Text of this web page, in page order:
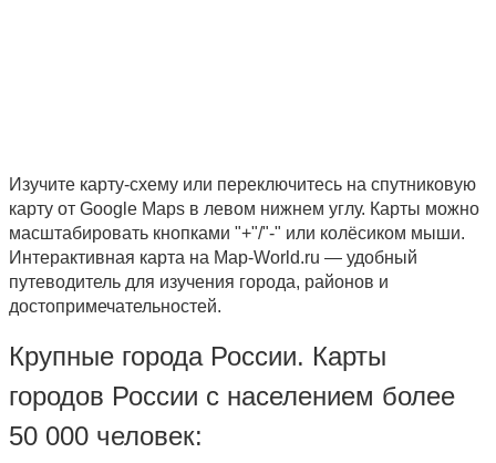
Изучите карту-схему или переключитесь на спутниковую
карту от Google Maps в левом нижнем углу. Карты можно
масштабировать кнопками "+"/"-" или колёсиком мыши.
Интерактивная карта на Map-World.ru — удобный
путеводитель для изучения города, районов и
достопримечательностей.
Крупные города России. Карты
городов России с населением более
50 000 человек: